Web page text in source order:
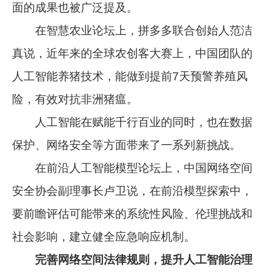
面的成果也被广泛提及。
在智慧农业论坛上，拼多多联合创始人范洁
真说，近年来的全球农创客大赛上，中国团队的
人工智能养猪技术，能做到提前7天预警养殖风
险，有效对抗非洲猪瘟。
人工智能在赋能千行百业的同时，也在数据
保护、网络安全等方面带来了一系列新挑战。
在前沿人工智能模型论坛上，中国网络空间
安全协会副理事长卢卫说，在前沿模型探索中，
要前瞻评估可能带来的系统性风险、伦理挑战和
社会影响，建立健全应急响应机制。
完善网络空间法律规则，提升人工智能治理